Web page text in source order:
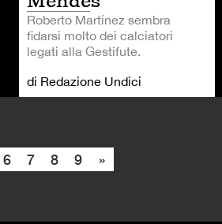
Roberto Martínez sembra
fidarsi molto dei calciatori
legati alla Gestifute.
di Redazione Undici
6 7 8 9 »